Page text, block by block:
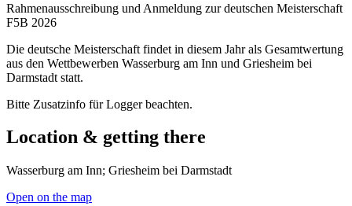
Rahmenausschreibung und Anmeldung zur deutschen Meisterschaft
F5B 2026
Die deutsche Meisterschaft findet in diesem Jahr als Gesamtwertung
aus den Wettbewerben Wasserburg am Inn und Griesheim bei
Darmstadt statt.
Bitte Zusatzinfo für Logger beachten.
Location & getting there
Wasserburg am Inn; Griesheim bei Darmstadt
Open on the map